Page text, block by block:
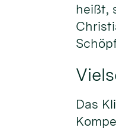
heißt,
Das